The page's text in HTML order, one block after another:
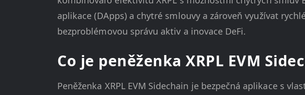
aplikace (DApps) a chytré smlouvy a zároveň využívat
bezproblémovou správu aktiv a inovace DeFi.
Co je peněženka XRPL EVM
Peněženka XRPL EVM Sidechain je bezpečná aplikace s